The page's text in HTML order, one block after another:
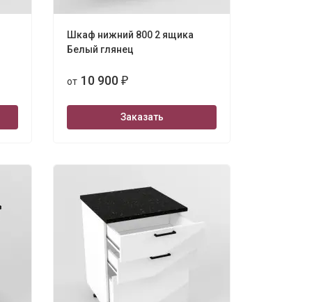
Шкаф нижний 800 2 ящика
Белый глянец
от 10 900 ₽
Заказать